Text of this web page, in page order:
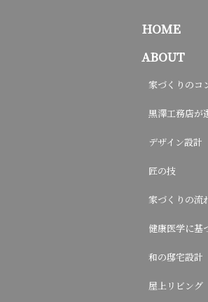
HOME
ABOUT
家づくりのコ
黒澤工務店が
デザイン設計
匠の技
家づくりの流
健康医学に基
和の邸宅設計
屋上リビング